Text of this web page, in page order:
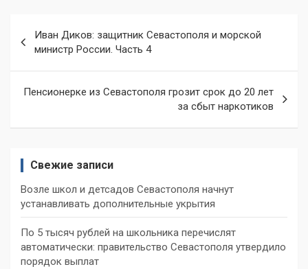
по
записям
Иван Диков: защитник Севастополя и морской
министр России. Часть 4
Пенсионерке из Севастополя грозит срок до 20 лет
за сбыт наркотиков
Свежие записи
Возле школ и детсадов Севастополя начнут
устанавливать дополнительные укрытия
По 5 тысяч рублей на школьника перечислят
автоматически: правительство Севастополя утвердило
порядок выплат